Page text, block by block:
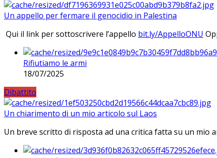
Un appello per fermare il genocidio in Palestina
Qui il link per sottoscrivere l’appello bit.ly/AppelloONU
Rifiutiamo le armi
18/07/2025
Dibattito
Un chiarimento di un mio articolo sul Laos
Un breve scritto di risposta ad una critica fatta su un mio